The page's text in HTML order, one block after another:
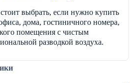
выбрать, если нужно купить
дома, гостиничного номера,
помещения с чистым
разводкой воздуха.